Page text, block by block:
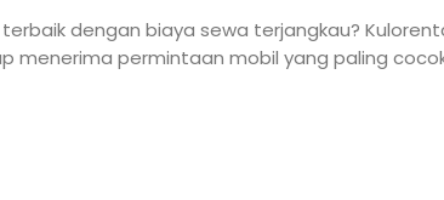
dengan biaya sewa terjangkau?
menerima permintaan mobil yang paling